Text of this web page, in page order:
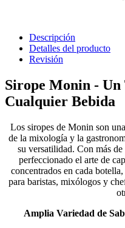
Descripción
Detalles del producto
Revisión
Sirope Monin - Un
Cualquier Bebida
Los siropes de Monin son
de la mixología y la
su versatilidad. Con más
perfeccionado el arte de
concentrados en cada
para baristas, mixólogos y
Amplia Variedad de